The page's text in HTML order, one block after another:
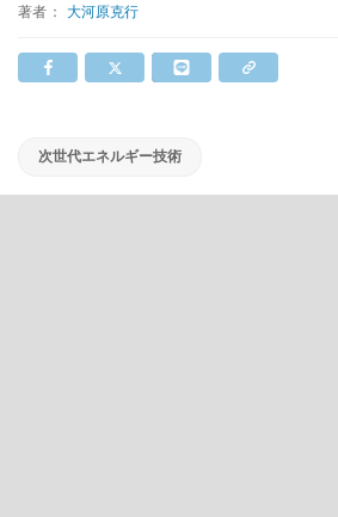
著者： 大河原克行
次世代エネルギー技術